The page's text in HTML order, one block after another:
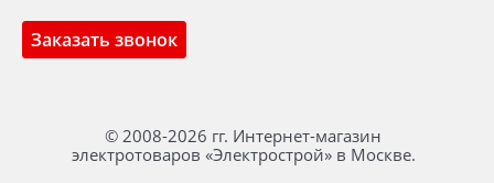
Заказать звонок
© 2008-2026 гг. Интернет-магазин
электротоваров «Электрострой» в Москве.